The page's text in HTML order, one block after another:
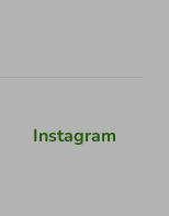
Instagram